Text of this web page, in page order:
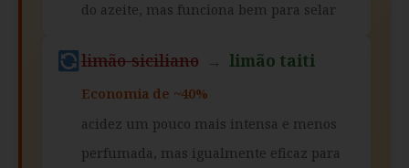
do azeite, mas funciona bem para selar
limão-siciliano → limão taiti
Economia de ~40%
acidez um pouco mais intensa e menos
perfumada, mas igualmente eficaz para